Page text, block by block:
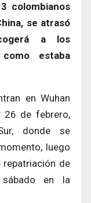
colombianos
se atrasó
a los
estaba
en Wuhan
26 de febrero,
donde se
luego
repatriación de
en la